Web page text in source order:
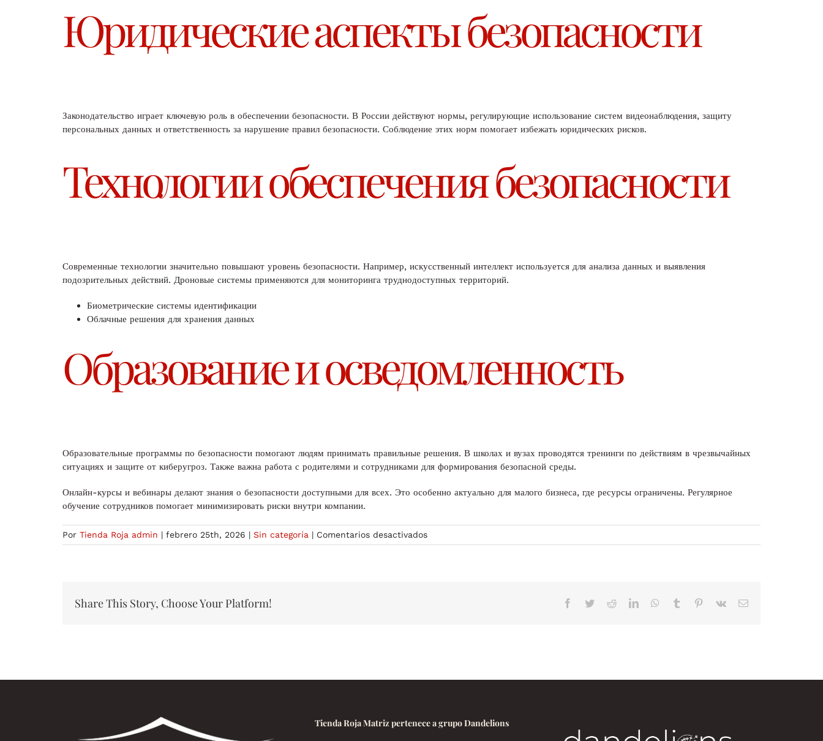
Юридические аспекты безопасности
Законодательство играет ключевую роль в обеспечении безопасности. В России действуют нормы, регулирующие использование систем видеонаблюдения, защиту
персональных данных и ответственность за нарушение правил безопасности. Соблюдение этих норм помогает избежать юридических рисков.
Технологии обеспечения безопасности
Современные технологии значительно повышают уровень безопасности. Например, искусственный интеллект используется для анализа данных и выявления
подозрительных действий. Дроновые системы применяются для мониторинга труднодоступных территорий.
Биометрические системы идентификации
Облачные решения для хранения данных
Образование и осведомленность
Образовательные программы по безопасности помогают людям принимать правильные решения. В школах и вузах проводятся тренинги по действиям в чрезвычайных
ситуациях и защите от киберугроз. Также важна работа с родителями и сотрудниками для формирования безопасной среды.
Онлайн-курсы и вебинары делают знания о безопасности доступными для всех. Это особенно актуально для малого бизнеса, где ресурсы ограничены. Регулярное
обучение сотрудников помогает минимизировать риски внутри компании.
Por Tienda Roja admin | febrero 25th, 2026 | Sin categoría | Comentarios desactivadosen
Безопасность:
Share This Story, Choose Your Platform! Facebook
TwitterRedditLinkedInWhatsApp
Tumblr Pinterest
Vk
Correo
Tienda Roja Matriz pertenece a grupo Dandelions